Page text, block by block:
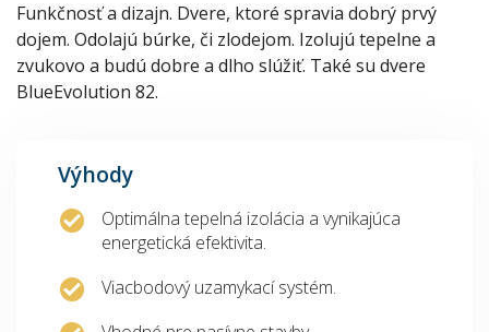
Funkčnosť a dizajn. Dvere, ktoré spravia dobrý prvý
dojem. Odolajú búrke, či zlodejom. Izolujú tepelne a
zvukovo a budú dobre a dlho slúžiť. Také su dvere
BlueEvolution 82.
Výhody
Optimálna tepelná izolácia a vynikajúca
energetická efektivita.
Viacbodový uzamykací systém.